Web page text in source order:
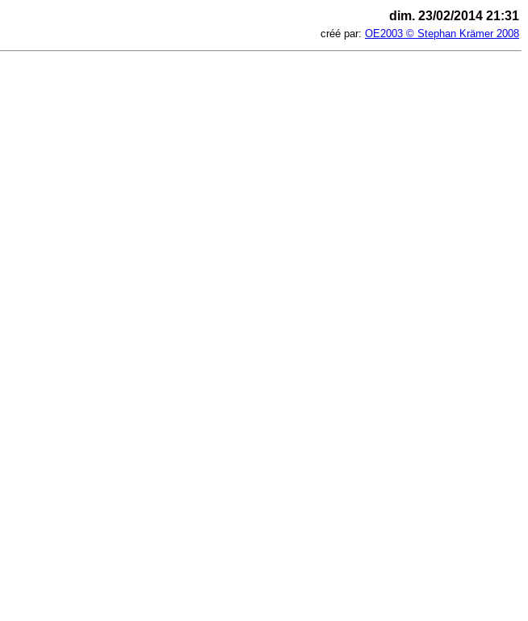
dim. 23/02/2014 21:31
créé par: OE2003 © Stephan Krämer 2008